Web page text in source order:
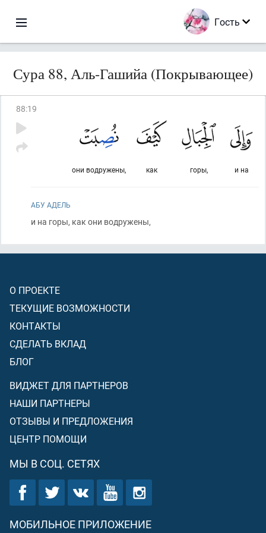
Гость
Сура 88, Аль-Гашийа (Покрывающее)
88:19
и на
горы,
как
они водружены,
АБУ АДЕЛЬ
и на горы, как они водружены,
О ПРОЕКТЕ
ТЕКУЩИЕ ВОЗМОЖНОСТИ
КОНТАКТЫ
СДЕЛАТЬ ВКЛАД
БЛОГ
ВИДЖЕТ ДЛЯ ПАРТНЕРОВ
НАШИ ПАРТНЕРЫ
ОТЗЫВЫ И ПРЕДЛОЖЕНИЯ
ЦЕНТР ПОМОЩИ
МЫ В СОЦ. СЕТЯХ
МОБИЛЬНОЕ ПРИЛОЖЕНИЕ